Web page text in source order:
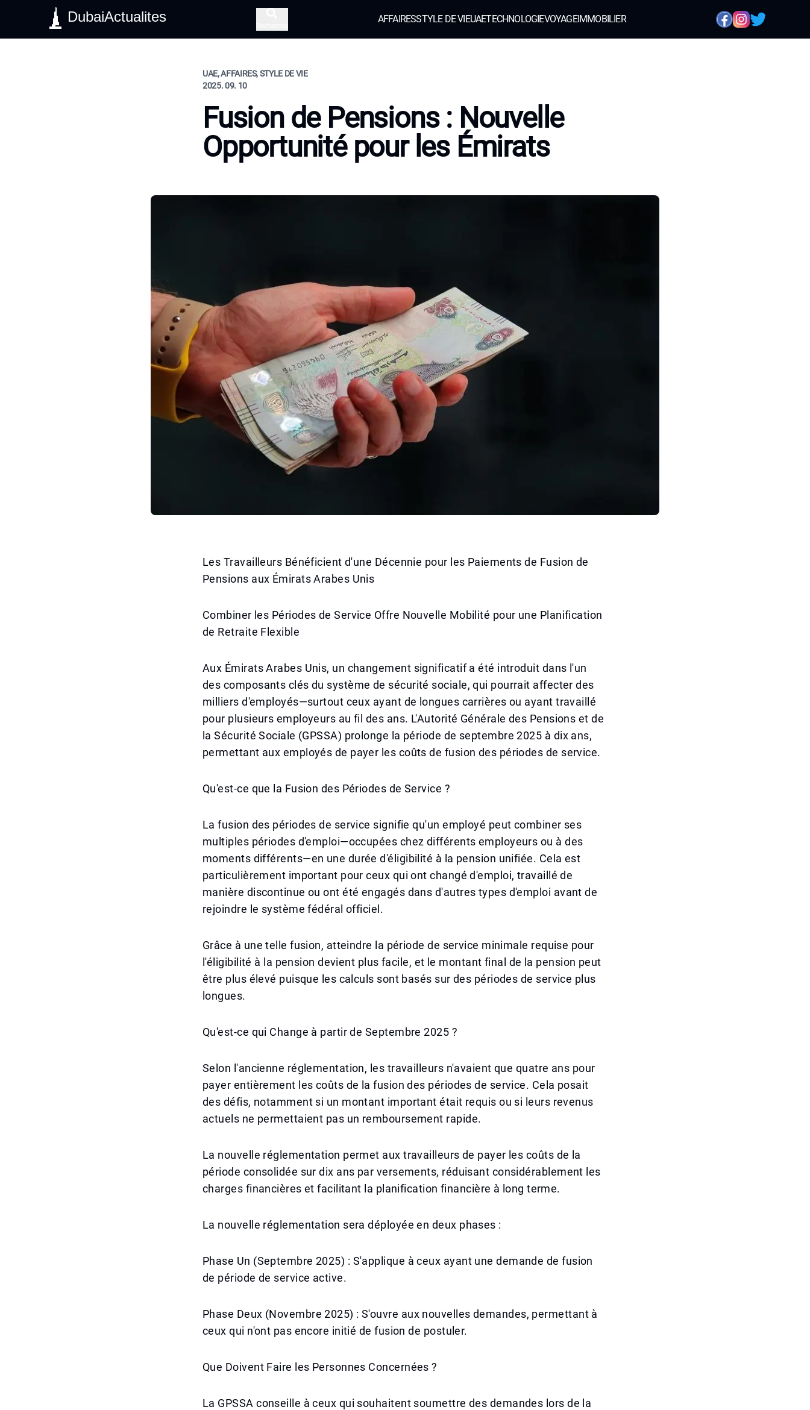
DubaiActualites AFFAIRESSTYLE DE VIEUAETECHNOLOGIEVOYAGEIMMOBILIER
UAE, AFFAIRES, STYLE DE VIE
2025. 09. 10
Fusion de Pensions : Nouvelle
Opportunité pour les Émirats
Les Travailleurs Bénéficient d'une Décennie pour les Paiements de Fusion de
Pensions aux Émirats Arabes Unis
Combiner les Périodes de Service Offre Nouvelle Mobilité pour une Planification
de Retraite Flexible
Aux Émirats Arabes Unis, un changement significatif a été introduit dans l'un
des composants clés du système de sécurité sociale, qui pourrait affecter des
milliers d'employés—surtout ceux ayant de longues carrières ou ayant travaillé
pour plusieurs employeurs au fil des ans. L'Autorité Générale des Pensions et de
la Sécurité Sociale (GPSSA) prolonge la période de septembre 2025 à dix ans,
permettant aux employés de payer les coûts de fusion des périodes de service.
Qu'est-ce que la Fusion des Périodes de Service ?
La fusion des périodes de service signifie qu'un employé peut combiner ses
multiples périodes d'emploi—occupées chez différents employeurs ou à des
moments différents—en une durée d'éligibilité à la pension unifiée. Cela est
particulièrement important pour ceux qui ont changé d'emploi, travaillé de
manière discontinue ou ont été engagés dans d'autres types d'emploi avant de
rejoindre le système fédéral officiel.
Grâce à une telle fusion, atteindre la période de service minimale requise pour
l'éligibilité à la pension devient plus facile, et le montant final de la pension peut
être plus élevé puisque les calculs sont basés sur des périodes de service plus
longues.
Qu'est-ce qui Change à partir de Septembre 2025 ?
Selon l'ancienne réglementation, les travailleurs n'avaient que quatre ans pour
payer entièrement les coûts de la fusion des périodes de service. Cela posait
des défis, notamment si un montant important était requis ou si leurs revenus
actuels ne permettaient pas un remboursement rapide.
La nouvelle réglementation permet aux travailleurs de payer les coûts de la
période consolidée sur dix ans par versements, réduisant considérablement les
charges financières et facilitant la planification financière à long terme.
La nouvelle réglementation sera déployée en deux phases :
Phase Un (Septembre 2025) : S'applique à ceux ayant une demande de fusion
de période de service active.
Phase Deux (Novembre 2025) : S'ouvre aux nouvelles demandes, permettant à
ceux qui n'ont pas encore initié de fusion de postuler.
Que Doivent Faire les Personnes Concernées ?
La GPSSA conseille à ceux qui souhaitent soumettre des demandes lors de la